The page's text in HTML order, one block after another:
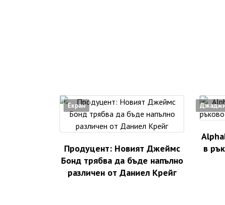
Екран
Продуцент: Новият Джеймс
Бонд трябва да бъде напълно
различен от Даниел Крейг
в